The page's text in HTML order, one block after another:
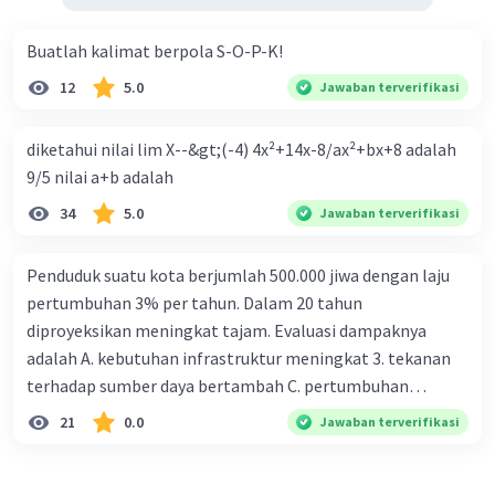
Buatlah kalimat berpola S-O-P-K!
12 5.0 Jawaban terverifikasi
diketahui nilai lim X--&gt;(-4) 4x²+14x-8/ax²+bx+8 adalah
9/5 nilai a+b adalah
34 5.0 Jawaban terverifikasi
Penduduk suatu kota berjumlah 500.000 jiwa dengan laju
pertumbuhan 3% per tahun. Dalam 20 tahun
diproyeksikan meningkat tajam. Evaluasi dampaknya
adalah A. kebutuhan infrastruktur meningkat 3. tekanan
terhadap sumber daya bertambah C. pertumbuhan
eksponensial berdampak jangka panjang D. tidak
memengaruhi tata ruang E. proyeksi penduduk penting
21 0.0 Jawaban terverifikasi